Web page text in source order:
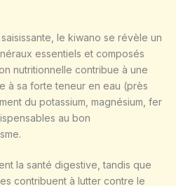
le kiwano se révèle un
essentiels et composés
nutritionnelle contribue à une
à sa forte teneur en eau (près
du potassium, magnésium, fer
au bon
la santé digestive, tandis que
contribuent à lutter contre le